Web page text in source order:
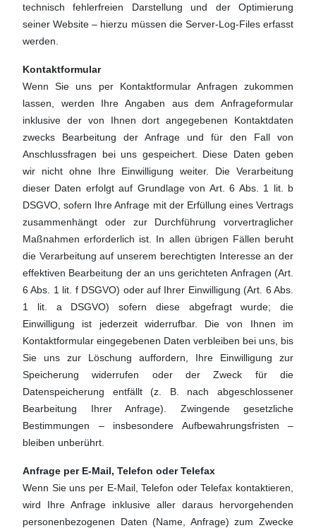
technisch fehlerfreien Darstellung und der Optimierung
seiner Website – hierzu müssen die Server-Log-Files erfasst
werden.
Kontaktformular
Wenn Sie uns per Kontaktformular Anfragen zukommen
lassen, werden Ihre Angaben aus dem Anfrageformular
inklusive der von Ihnen dort angegebenen Kontaktdaten
zwecks Bearbeitung der Anfrage und für den Fall von
Anschlussfragen bei uns gespeichert. Diese Daten geben
wir nicht ohne Ihre Einwilligung weiter. Die Verarbeitung
dieser Daten erfolgt auf Grundlage von Art. 6 Abs. 1 lit. b
DSGVO, sofern Ihre Anfrage mit der Erfüllung eines Vertrags
zusammenhängt oder zur Durchführung vorvertraglicher
Maßnahmen erforderlich ist. In allen übrigen Fällen beruht
die Verarbeitung auf unserem berechtigten Interesse an der
effektiven Bearbeitung der an uns gerichteten Anfragen (Art.
6 Abs. 1 lit. f DSGVO) oder auf Ihrer Einwilligung (Art. 6 Abs.
1 lit. a DSGVO) sofern diese abgefragt wurde; die
Einwilligung ist jederzeit widerrufbar. Die von Ihnen im
Kontaktformular eingegebenen Daten verbleiben bei uns, bis
Sie uns zur Löschung auffordern, Ihre Einwilligung zur
Speicherung widerrufen oder der Zweck für die
Datenspeicherung entfällt (z. B. nach abgeschlossener
Bearbeitung Ihrer Anfrage). Zwingende gesetzliche
Bestimmungen – insbesondere Aufbewahrungsfristen –
bleiben unberührt.
Anfrage per E-Mail, Telefon oder Telefax
Wenn Sie uns per E-Mail, Telefon oder Telefax kontaktieren,
wird Ihre Anfrage inklusive aller daraus hervorgehenden
personenbezogenen Daten (Name, Anfrage) zum Zwecke